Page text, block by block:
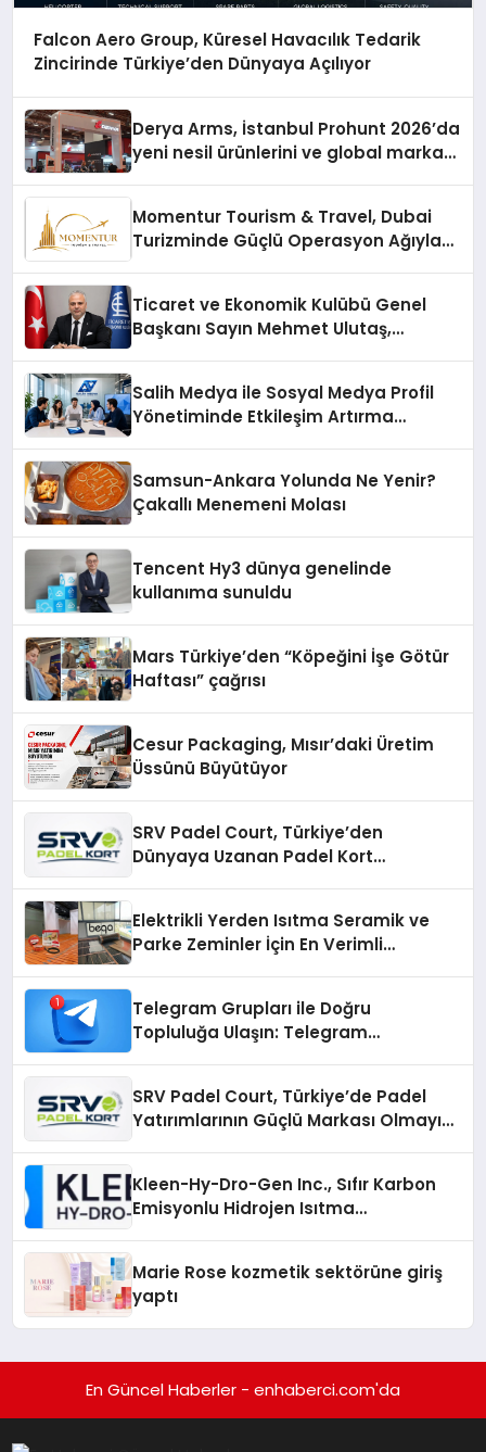
Falcon Aero Group, Küresel Havacılık Tedarik
Zincirinde Türkiye’den Dünyaya Açılıyor
Derya Arms, İstanbul Prohunt 2026’da
yeni nesil ürünlerini ve global marka
Momentur Tourism & Travel, Dubai
Turizminde Güçlü Operasyon Ağıyla
Ticaret ve Ekonomik Kulübü Genel
Başkanı Sayın Mehmet Ulutaş,
Salih Medya ile Sosyal Medya Profil
Yönetiminde Etkileşim Artırma
Samsun-Ankara Yolunda Ne Yenir?
Çakallı Menemeni Molası
Tencent Hy3 dünya genelinde
kullanıma sunuldu
Mars Türkiye’den “Köpeğini İşe Götür
Haftası” çağrısı
Cesur Packaging, Mısır’daki Üretim
Üssünü Büyütüyor
SRV Padel Court, Türkiye’den
Dünyaya Uzanan Padel Kort
Elektrikli Yerden Isıtma Seramik ve
Parke Zeminler İçin En Verimli
Telegram Grupları ile Doğru
Topluluğa Ulaşın: Telegram
SRV Padel Court, Türkiye’de Padel
Yatırımlarının Güçlü Markası Olmayı
Kleen-Hy-Dro-Gen Inc., Sıfır Karbon
Emisyonlu Hidrojen Isıtma
Marie Rose kozmetik sektörüne giriş
yaptı
En Güncel Haberler - enhaberci.com'da